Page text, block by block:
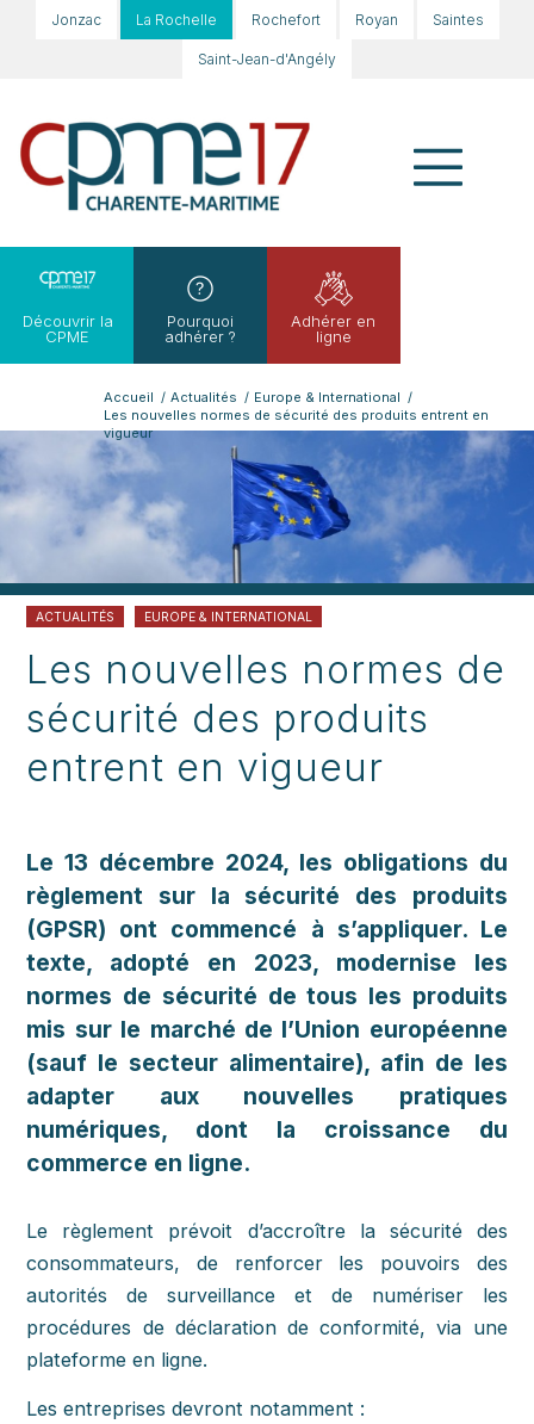
Jonzac La Rochelle Rochefort Royan Saintes
Saint-Jean-d'Angély
Découvrir la
CPME
Pourquoi
adhérer ?
Adhérer en
ligne
Accueil / Actualités / Europe & International /
Les nouvelles normes de sécurité des produits entrent en
vigueur
ACTUALITÉS EUROPE & INTERNATIONAL
Les nouvelles normes de
sécurité des produits
entrent en vigueur
Le 13 décembre 2024, les obligations du
règlement sur la sécurité des produits
(GPSR) ont commencé à s’appliquer. Le
texte, adopté en 2023, modernise les
normes de sécurité de tous les produits
mis sur le marché de l’Union européenne
(sauf le secteur alimentaire), afin de les
adapter aux nouvelles pratiques
numériques, dont la croissance du
commerce en ligne.
Le règlement prévoit d’accroître la sécurité des
consommateurs, de renforcer les pouvoirs des
autorités de surveillance et de numériser les
procédures de déclaration de conformité, via une
plateforme en ligne.
Les entreprises devront notamment :